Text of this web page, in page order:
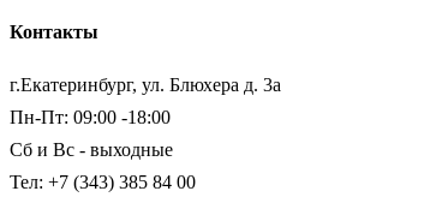
Контакты
г.Екатеринбург, ул. Блюхера д. 3а
Пн-Пт: 09:00 -18:00
Сб и Вс - выходные
Тел: +7 (343) 385 84 00